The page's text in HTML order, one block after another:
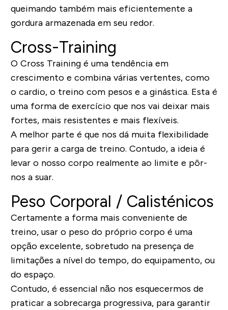
queimando também mais eficientemente a
gordura armazenada em seu redor.
Cross-Training
O Cross Training é uma tendência em
crescimento e combina várias vertentes, como
o cardio, o treino com pesos e a ginástica. Esta é
uma forma de exercício que nos vai deixar mais
fortes, mais resistentes e mais flexíveis.
A melhor parte é que nos dá muita flexibilidade
para gerir a carga de treino. Contudo, a ideia é
levar o nosso corpo realmente ao limite e pôr-
nos a suar.
Peso Corporal / Calisténicos
Certamente a forma mais conveniente de
treino, usar o peso do próprio corpo é uma
opção excelente, sobretudo na presença de
limitações a nível do tempo, do equipamento, ou
do espaço.
Contudo, é essencial não nos esquecermos de
praticar a sobrecarga progressiva, para garantir